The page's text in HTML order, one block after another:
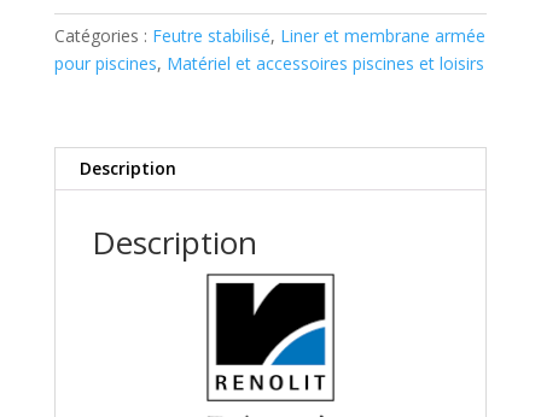
Renolit
50
ml
m
Catégories : Feutre stabilisé, Liner et membrane armée
pour piscines, Matériel et accessoires piscines et loisirs
Description
Description